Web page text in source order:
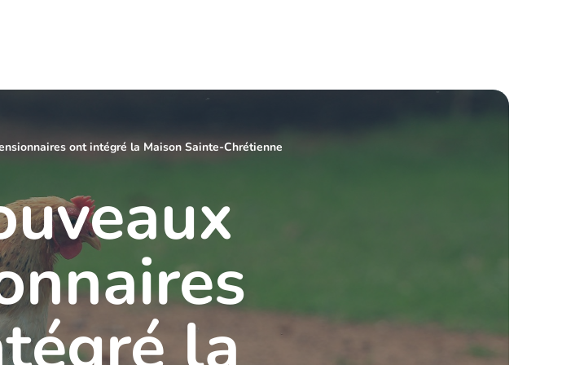
ont intégré la Maison Sainte-Chrétienne